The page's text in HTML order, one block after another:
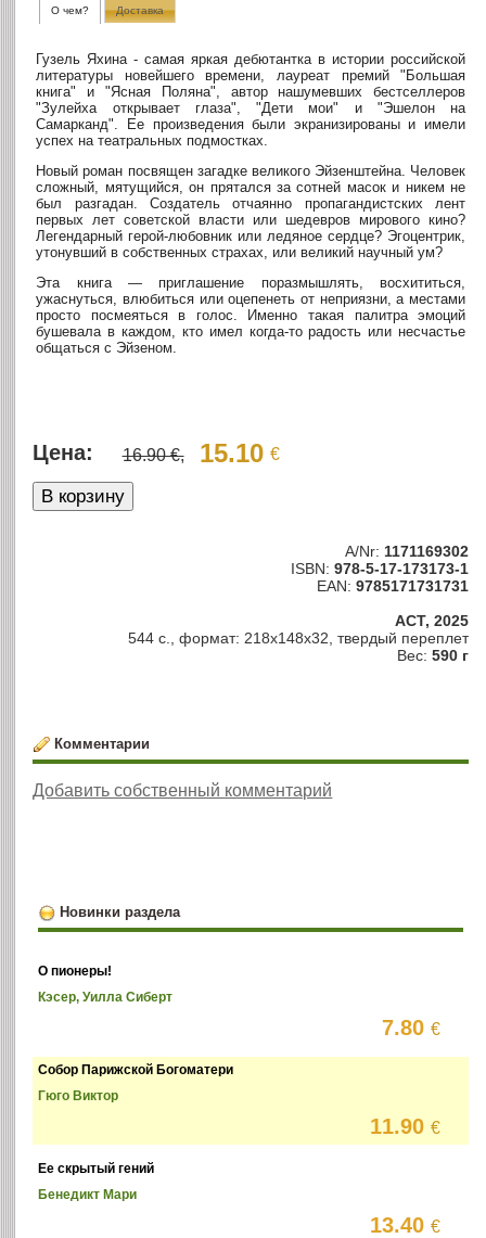
О чем? Доставка
Гузель Яхина - самая яркая дебютантка в истории российской
литературы новейшего времени, лауреат премий "Большая
книга" и "Ясная Поляна", автор нашумевших бестселлеров
"Зулейха открывает глаза", "Дети мои" и "Эшелон на
Самарканд". Ее произведения были экранизированы и имели
успех на театральных подмостках.
Новый роман посвящен загадке великого Эйзенштейна. Человек
сложный, мятущийся, он прятался за сотней масок и никем не
был разгадан. Создатель отчаянно пропагандистских лент
первых лет советской власти или шедевров мирового кино?
Легендарный герой-любовник или ледяное сердце? Эгоцентрик,
утонувший в собственных страхах, или великий научный ум?
Эта книга — приглашение поразмышлять, восхититься,
ужаснуться, влюбиться или оцепенеть от неприязни, а местами
просто посмеяться в голос. Именно такая палитра эмоций
бушевала в каждом, кто имел когда-то радость или несчастье
общаться с Эйзеном.
Цена: 16.90 €, 15.10 €
A/Nr: 1171169302
ISBN: 978-5-17-173173-1
EAN: 9785171731731
АСТ, 2025
544 с., формат: 218x148x32, твердый переплет
Вес: 590 г
Комментарии
Добавить собственный комментарий
Новинки раздела
О пионеры!
Кэсер, Уилла Сиберт
7.80€
Собор Парижской Богоматери
Гюго Виктор
11.90€
Ее скрытый гений
Бенедикт Мари
13.40€